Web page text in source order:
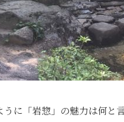
に「岩惣」の魅力は何と